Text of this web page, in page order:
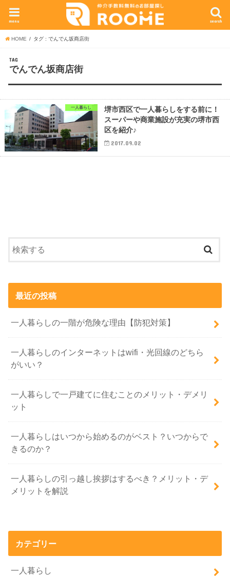
search
menu
HOME タグ : でんでん坂商店街
TAG
でんでん坂商店街
一人暮らし
堺市西区で一人暮らしをする前に！
スーパーや商業施設が充実の堺市西
区を紹介♪
2017.09.02
最近の投稿
一人暮らしの一階が危険な理由【防犯対策】
一人暮らしのインターネットはwifi・光回線のどちら
がいい？
一人暮らしで一戸建てに住むことのメリット・デメリ
ット
一人暮らしはいつから始めるのがベスト？いつからで
きるのか？
一人暮らしの引っ越し挨拶はするべき？メリット・デ
メリットを解説
カテゴリー
一人暮らし